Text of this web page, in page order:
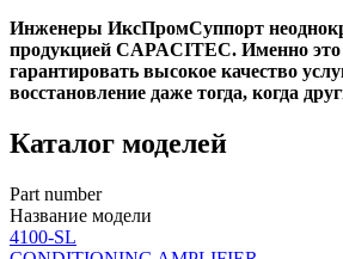
Инженеры ИксПромСуппорт
продукцией CAPACITEC. Именно это
гарантировать высокое качество
восстановление даже тогда, когда
Каталог моделей
Part number
Название модели
4100-SL